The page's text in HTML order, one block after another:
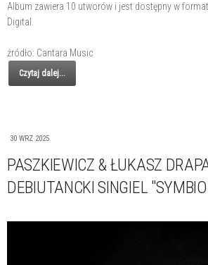
Album zawiera 10 utworów i jest dostępny w
Digital.
źródło: Cantara Music
Czytaj dalej...
30 WRZ 2025
PASZKIEWICZ & ŁUKASZ
DEBIUTANCKI SINGIEL